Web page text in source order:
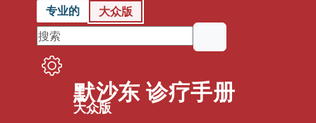
专业的 大众版
默沙东 诊疗手册
大众版